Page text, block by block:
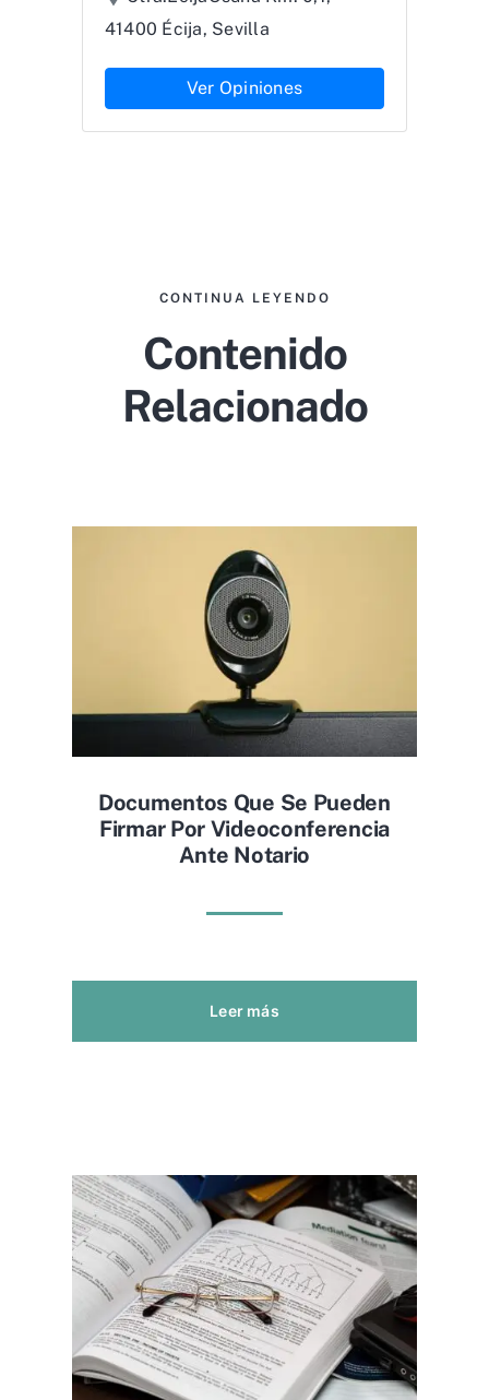
41400 Écija, Sevilla
Ver Opiniones
CONTINUA LEYENDO
Contenido
Relacionado
Documentos Que Se Pueden
Firmar Por Videoconferencia
Ante Notario
Leer más